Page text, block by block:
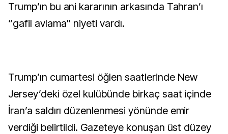
Trump’ın bu ani kararının arkasında Tahran’ı
“gafil avlama" niyeti vardı.
Trump’ın cumartesi öğlen saatlerinde New
Jersey’deki özel kulübünde birkaç saat içinde
İran’a saldırı düzenlenmesi yönünde emir
verdiği belirtildi. Gazeteye konuşan üst düzey